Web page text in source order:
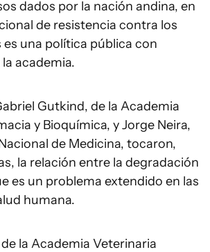
dados por la nación andina, en
de resistencia contra los
una política pública con
academia.
Gutkind, de la Academia
y Bioquímica, y Jorge Neira,
de Medicina, tocaron,
la relación entre la degradación
es un problema extendido en las
humana.
la Academia Veterinaria